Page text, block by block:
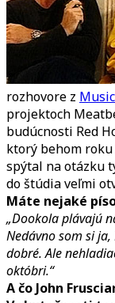
rozhovore z
projektoch
budúcnosti Red
ktorý behom roku
spýtal na otázku
do štúdia veľmi
Máte nejaké
„Dookola plávajú
Nedávno som si
dobré. Ale
októbri.“
A čo John